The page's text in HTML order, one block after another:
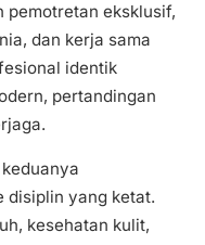
pemotretan eksklusif,
dan kerja sama
identik
pertandingan
disiplin yang ketat.
kesehatan kulit,